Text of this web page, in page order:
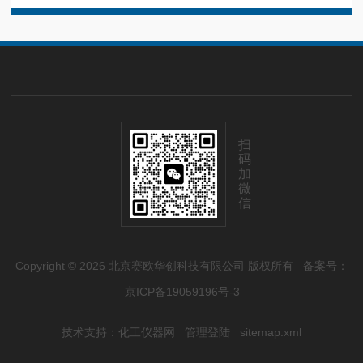
扫
码
加
微
信
Copyright © 2026 北京赛欧华创科技有限公司 版权所有 备案号：
京ICP备19059196号-3
技术支持： 化工仪器网 管理登陆 sitemap.xml